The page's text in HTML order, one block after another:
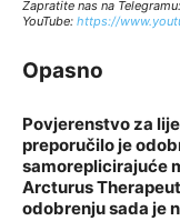
Zapratite nas na Telegramu:
YouTube: https://
Opasno
Povjerenstvo za
preporučilo je
samoreplicirajuće
Arcturus
odobrenju sada je